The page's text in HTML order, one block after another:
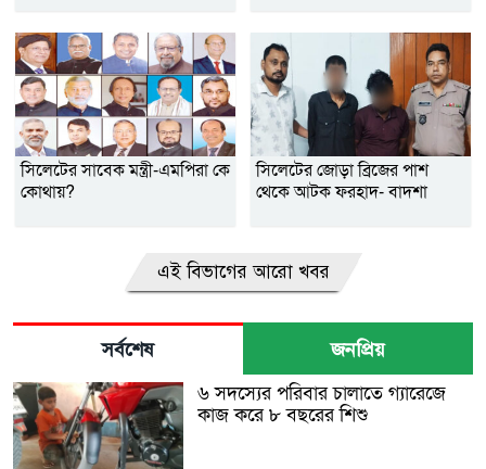
সিলেটের সাবেক মন্ত্রী-এমপিরা কে
কোথায়?
সিলেটের জোড়া ব্রিজের পাশ
থেকে আটক ফরহাদ- বাদশা
এই বিভাগের আরো খবর
সর্বশেষ জনপ্রিয়
৬ সদস্যের পরিবার চালাতে গ্যারেজে
কাজ করে ৮ বছরের শিশু